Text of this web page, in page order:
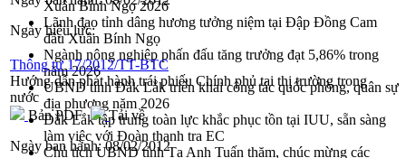
Xuân Bính Ngọ 2026
Lãnh đạo tỉnh dâng hương tưởng niệm tại Đập Đồng Cam
đầu Xuân Bính Ngọ
Ngành nông nghiệp phấn đấu tăng trưởng đạt 5,86% trong
năm 2026
UBND tỉnh Đắk Lắk triển khai công tác quốc phòng, quân sự
địa phương năm 2026
Đắk Lắk tập trung toàn lực khắc phục tồn tại IUU, sẵn sàng
làm việc với Đoàn thanh tra EC
Chủ tịch UBND tỉnh Tạ Anh Tuấn thăm, chúc mừng các
Ngày hiệu lực:
Thông tư 17/2012/TT-BTC
Hướng dẫn phát hành trái phiếu Chính phủ tại thị trường trong
nước
Bản PDF
Tải về
Ngày ban hành:08/02/2012